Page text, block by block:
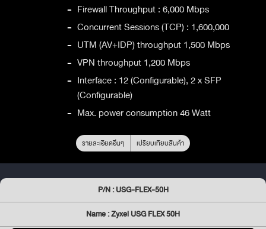
- Firewall Throughput : 6,000 Mbps
- Concurrent Sessions (TCP) : 1,600,000
- UTM (AV+IDP) throughput 1,500 Mbps
- VPN throughput 1,200 Mbps
- Interface : 12 (Configurable), 2 x SFP
(Configurable)
- Max. power consumption 46 Watt
รายละเอียดอื่นๆ เปรียบเทียบสินค้า
P/N : USG-FLEX-50H
Name : Zyxel USG FLEX 50H